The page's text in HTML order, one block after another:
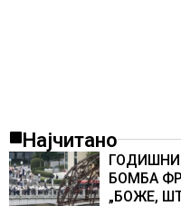
Најчитано
БОМБА
„БОЖЕ,